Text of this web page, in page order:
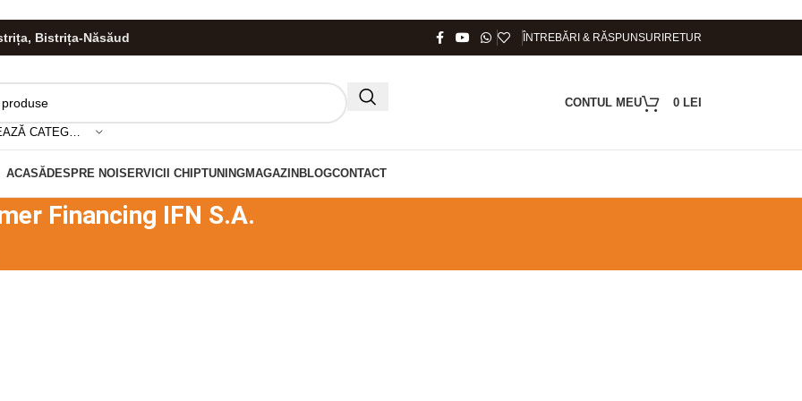
Bistrița-Năsăud ÎNTREBĂRI & RĂSPUNSURI RETUR
SELECTEAZĂ CATEGORIA
CONTUL MEU 0 LEI
ACASĂDESPRE NOI SERVICII CHIPTUNINGMAGAZIN BLOGCONTACT
Financing IFN S.A.